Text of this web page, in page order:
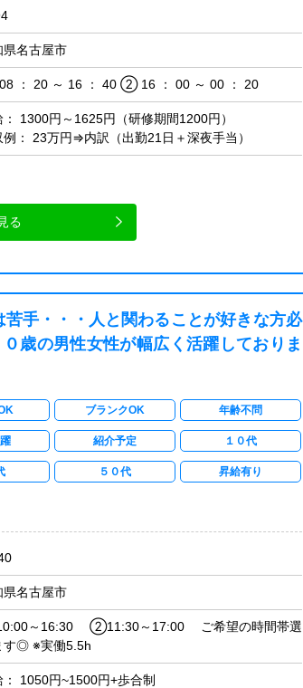
県名古屋市
： 20 ～ 16 ： 40 ② 16 ： 00 ～ 00 ： 20
： 1300円～1625円（研修期間1200円）
例： 23万円⇒内訳（出勤21日＋深夜手当）
る
手・・・人と関わることが好きな方必
歳の男性女性が幅広く活躍しておりま
ブランクOK 年齢不問
紹介予定 １０代
５０代 昇給有り
県名古屋市
～16:30 ②11:30～17:00 ご希望の時間帯選
す◎ ※実働5.5h
： 1050円~1500円+歩合制